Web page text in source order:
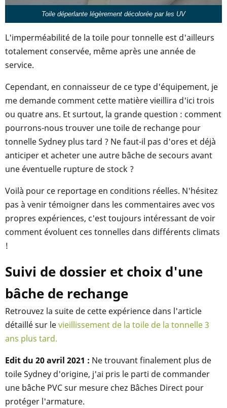
Toile déperlante légèrement décolorée par les UV
L'imperméabilité de la toile pour tonnelle est d'ailleurs
totalement conservée, même après une année de
service.
Cependant, en connaisseur de ce type d'équipement, je
me demande comment cette matière vieillira d'ici trois
ou quatre ans. Et surtout, la grande question : comment
pourrons-nous trouver une toile de rechange pour
tonnelle Sydney plus tard ? Ne faut-il pas d'ores et déjà
anticiper et acheter une autre bâche de secours avant
une éventuelle rupture de stock ?
Voilà pour ce reportage en conditions réelles. N'hésitez
pas à venir témoigner dans les commentaires avec vos
propres expériences, c'est toujours intéressant de voir
comment évoluent ces tonnelles dans différents climats
!
Suivi de dossier et choix d'une
bâche de rechange
Retrouvez la suite de cette expérience dans l'article
détaillé sur levieillissement de la toile de la tonnelle 3
ans plus tard.
Edit du 20 avril 2021 : Ne trouvant finalement plus de
toile Sydney d'origine, j'ai pris le parti de commander
une bâche PVC sur mesure chez Bâches Direct pour
protéger l'armature.